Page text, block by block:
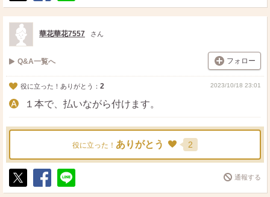
ポ
ス
ト
シ
ェ
送
る
華花華花7557 さん
Q&A一覧へ フォロー
役に立った！ありがとう： 2 2023/10/18 23:01
１本で、払いながら付けます。
役に立った！ ありがとう 2
ポ
シ
送
通報する